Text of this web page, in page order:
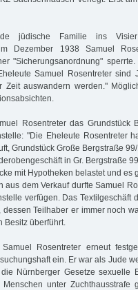
jüdische Familie ins
Dezember 1938 Samuel
"Sicherungsanordnung"
Samuel Rosentreter sind
Zeit auswandern werden."
Rosentreter das Grundstück
"Die Eheleute Rosentreter
Grundstück Große Bergstraße
in Gr. Bergstraße
mit Hypotheken belastet und es
aus dem Verkauf durfte Samuel
verfügen. Das Textilgeschäft
Teilhaber er immer noch
überführt.
Rosentreter erneut
ein. Er war als Jude
Nürnberger Gesetze sexuelle
unter Zuchthausstrafe